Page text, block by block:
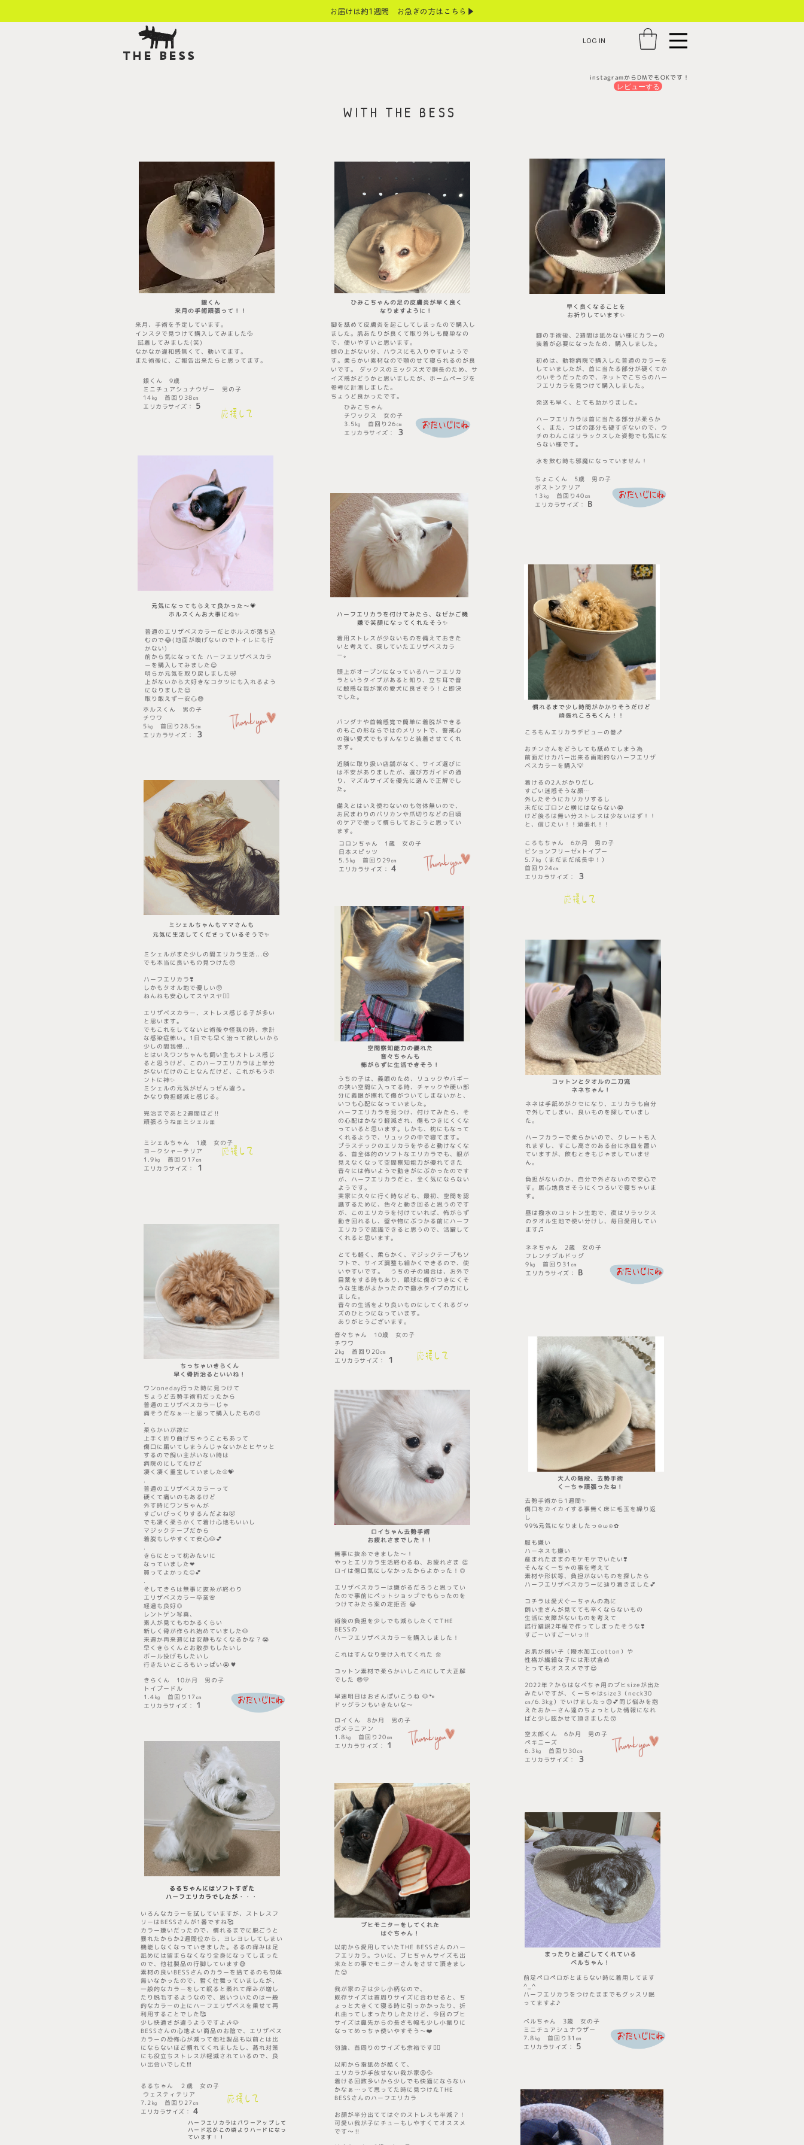
お届けは約1週間 お急ぎの方はこちら▶
THE BESS
LOG IN
instagramからDMでもOKです！
レビューする
WITH THE BESS
元気になってもらえて良かった～💗
​ホルスくんお大事にね✨
普通のエリザベスカラーだとホルスが落ち込
むので😂(地面が嗅げないのでトイレにも行
かない)
前から気になってた ハーフエリザベスカラ
ーを購入してみました😊
明らか元気を取り戻しました🤣
上がないから大好きなコタツにも入れるよう
になりました😊
取り敢えず一安心😅
ホルスくん
男の子
チワワ
5㎏ 首回り28.5㎝
エリカラサイズ ​： ３
​早く良くなることを
お祈りしています✨
脚の手術後、2週間は舐めない様にカラーの
装着が必要になったため、購入しました。
初めは、動物病院で購入した普通のカラーを
していましたが、首に当たる部分が硬くてか
わいそうだったので、ネットでこちらのハー
フエリカラを見つけて購入しました。
発送も早く、とても助かりました。
ハーフエリカラは首に当たる部分が柔らか
く、また、つばの部分も硬すぎないので、ウ
チのわんこはリラックスした姿勢でも気にな
らない様です。
水を飲む時も邪魔になっていません！
ちょこくん
5歳 男の子
ボストンテリア
13㎏ 首回り40㎝
エリカラサイズ ​： B
ひみこちゃんの足の皮膚炎が早く良く
なりますように！
脚を舐めて皮膚炎を起こしてしまったので購入し
ました。肌あたりが良くて取り外しも簡単なの
で、使いやすいと思います。
頭の上がない分、ハウスにも入りやすいようで
す。柔らかい素材なので顎のせて寝られるのが良
いです。 ダックスのミックス犬で胴長のため、サ
イズ感がどうかと思いましたが、ホームページを
参考に計測しました。
ちょうど良かったです。
ひみこちゃん
チワックス 女の子
3.5㎏ 首回り26㎝
エリカラサイズ ​： ３
銀くん
​来月の手術頑張って！！
来月、手術を予定しています。
インスタで見つけて購入してみました💦
試着してみました(笑)
なかなか違和感無くて、動いてます。
また術後に、ご報告出来たらと思ってます。
銀くん 9歳
ミニチュアシュナウザー 男の子
14㎏ 首回り38㎝
エリカラサイズ ​： 5
​ハーフエリカラを付けてみたら、なぜかご機
嫌で笑顔になってくれたそう✨
着用ストレスが少ないものを備えておきた
いと考えて、探していたエリザベスカラ
ー。
頭上がオープンになっているハーフエリカ
ラというタイプがあると知り、立ち耳で音
に敏感な我が家の愛犬に良さそう！と即決
でした。
バンダナや首輪感覚で簡単に着脱ができる
のもこの形ならではのメリットで、警戒心
の強い愛犬でもすんなりと装着させてくれ
ます。
近隣に取り扱い店舗がなく、サイズ選びに
は不安がありましたが、選び方ガイドの通
り、マズルサイズを優先に選んで正解でし
た。
備えとはいえ使わないのも勿体無いので、
お尻まわりのバリカンや爪切りなどの日頃
のケアで使って慣らしておこうと思ってい
ます。
コロンちゃん
1歳 女の子
日本スピッツ
5.5㎏ 首回り29㎝
エリカラサイズ ​： 4
慣れるまで少し時間がかかりそうだけど
頑張れ​ころもくん！！
ころもんエリカラデビューの巻🍤
おチンさんをどうしても舐めてしまう為
前面だけカバー出来る画期的なハーフエリザ
ベスカラーを購入💡
着けるの2人がかりだし
すごい迷惑そうな顔…
外したそうにカリカリするし
未だにゴロンと横にはならない😭
けど後ろは無い分ストレスは少ないはず！！
と、信じたい！！頑張れ！！
ころもちゃん
6か月 男の子
ビションフリーゼ×トイプー
5.7㎏（まだまだ成長中！）
首回り24㎝
エリカラサイズ ​： ３
​ミシェルちゃんもママさんも
​元気に生活してくださっているそうで✨
ミシェルがまた少しの間エリカラ生活...😢
でも本当に良いもの見つけた🥺
ハーフエリカラ❣️
しかもタオル地で優しい🥺
ねんねも安心してスヤスヤ😮‍💨
エリザベスカラー、ストレス感じる子が多い
と思います。
でもこれをしてないと術後や怪我の時、余計
な感染症怖い。1日でも早く治って欲しいから
少しの間我慢...
とはいえワンちゃんも飼い主もストレス感じ
ると思うけど、このハーフエリカラは上半分
がないだけのことなんだけど、これがもうホ
ントに神✨
ミシェルの元気がぜんっぜん違う。
かなり負担軽減と感じる。
完治まであと2週間ほど‼️
頑張ろうね🎀ミシェル🎀
ミシェルちゃん
1歳 女の子
ヨークシャーテリア
1.9㎏ 首回り17㎝
エリカラサイズ ​： １
大人の階段、去勢手術
​くーちゃ頑張ったね！
去勢手術から1週間✨
傷口をカイカイする事無く床に毛玉を繰り返
し
99%元気になりましたっ⊙ω⊙✿
服も嫌い
ハーネスも嫌い
産まれたままのモケモケでいたい❣️
そんなくーちゃの事を考えて
素材や形状等、負担がないものを探したら
ハーフエリザベスカラー に辿り着きました💕
コチラは愛犬ぐーちゃんの為に
飼い主さんが見てても辛くならないもの
生活に支障がないものを考えて
試行錯誤2年程で作ってしまったそうな❣️
すごーいすごーいっ‼️
お肌が弱い子（撥水加工cotton）や
性格が繊細な子には形状含め
とってもオススメです😍
2022年？からはなぺちゃ用のブヒsizeが出た
みたいですが、くーちゃはsize3（neck30
㎝/6.3kg）でいけましたっ😌💕同じ悩みを抱
えたおかーさん達のちょっとした情報になれ
ばと少し呟かせて頂きました😚
空太郎くん 6か月 男の子
ペキニーズ
6.3㎏ 首回り30㎝
エリカラサイズ ​： ３
ロイちゃん去勢手術
​お疲れさまでした！！
無事に抜糸できました〜！
やっとエリカラ生活終わるね、お疲れさま 👏
ロイは傷口気にしなかったからよかった！◎
エリザベスカラーは嫌がるだろうと思ってい
たので事前にペットショップでもらったのを
つけてみたら案の定拒否 😂
術後の負担を少しでも減らしたくて THE
BESS の
ハーフエリザベスカラーを購入しました！
これはすんなり受け入れてくれた 🌼
コットン素材で柔らかいしこれにして大正解
でした 😄💛
早速明日はおさんぽいこうね 🐶🐾
ドッグランもいきたいな〜
ロイくん 8か月 男の子
ポメラニアン
1.8㎏ 首回り20㎝
エリカラサイズ ​： 1
ちっちゃいきらくん
​早く骨折治るといいね！
ワンoneday行った時に見つけて
ちょうど去勢手術前だったから
普通のエリザベスカラーじゃ
痛そうだなぁ…と思って購入したもの☺︎
.
柔らかいが故に
上手く折り曲げちゃうこともあって
傷口に届いてしまうんじゃないかとヒヤッと
するので飼い主がいない時は
病院のにしてたけど
凄く凄く重宝していました☺️💝
.
普通のエリザベスカラーって
硬くて痛いのもあるけど
外す時にワンちゃんが
すごいびっくりするんだよね🤣
でも凄く柔らかくて着け心地もいいし
マジックテープだから
着脱もしやすくて安心🐶💕
.
きらにとって枕みたいに
なっていました❤︎
買ってよかった☺️💕
.
そしてきらは無事に抜糸が終わり
エリザベスカラー卒業🌸
経過も良好◎
レントゲン写真、
素人が見てもわかるくらい
新しく骨が作られ始めていました🐶
来週か再来週には安静もなくなるかな？😭
早くきらくんとお散歩もしたいし
ボール投げもしたいし
行きたいところもいっぱい😭♥️
きらくん 10か月 男の子
トイプードル
1.4㎏ 首回り17㎝
エリカラサイズ ​： 1
コットンとタオルの二刀流
​ネネちゃん！
ネネは手舐めがクセになり、エリカラも自分
で外してしまい、良いものを探していまし
た。
ハーフカラーで柔らかいので、クレートも入
れますし、すこし高さのある台に水皿を置い
ていますが、飲むときもじゃましていませ
ん。
負担がないのか、自分で外さないので安心で
す。居心地良さそうにくつろいで寝ちゃいま
す。
昼は撥水のコットン生地で、夜はリラックス
のタオル生地で使い分けし、毎日愛用してい
ます♫
ネネちゃん
2歳 女の子
フレンチブルドッグ
9㎏ 首回り31㎝
エリカラサイズ ​： B
​空間察知能力の優れた
音々ちゃんも
​怖がらずに生活できそう！
うちの子は、義眼のため、リュックやバギー
の狭い空間に入ってる時、チャックや硬い部
分に義眼が擦れて傷がついてしまないかと、
いつも心配になっていました。
ハーフエリカラを見つけ、付けてみたら、そ
の心配はかなり軽減され、傷もつきにくくな
っていると思います。しかも、枕にもなって
くれるようで、リュックの中で寝てます。
プラスチックのエリカラをやると動けなくな
る、首全体的のソフトなエリカラでも、眼が
見えなくなって空間察知能力が優れてきた
音々には怖いようで動きがにぶかったのです
が、ハーフエリカラだと、全く気にならない
ようです。
実家に久々に行く時なども、最初、空間を認
識するために、色々と動き回ると思うのです
が、このエリカラを付けていれば、怖がらず
動き回れるし、壁や物にぶつかる前にハーフ
エリカラで認識できると思うので、活躍して
くれると思います。
とても軽く、柔らかく、マジックテープもソ
フトで、サイズ調整も細かくできるので、使
いやすいです。 うちの子の場合は、お外で
目薬をする時もあり、眼球に傷がつきにくそ
うな生地がよかったので撥水タイプの方にし
ました。
音々の生活をより良いものにしてくれるグッ
ズのひとつになっています。
ありがとうございます。
音々ちゃん
10歳 女の子
チワワ
2㎏ 首回り20㎝
エリカラサイズ ​： １
るるちゃんにはソフトすぎた
ハーフエリカラでしたが​・・・
いろんなカラーを試していますが、ストレスフ
リーはBESSさんが1番ですね🥰
カラー嫌いだったので、慣れるまでに脱ごうと
暴れたからか2週間位から、ヨレヨレしてしまい
機能しなくなっていきました。るるの痒みは足
舐めには留まらなくなり全身になってしまった
ので、他社製品の行脚しています😅
素材の良いBESSさんのカラーを捨てるのも勿体
無いなかったので、暫く仕舞っていましたが、
一般的なカラーをして眠ると蒸れて痒みが増し
たり脱毛するようなので、思いついたのは一般
的なカラーの上にハーフエリザベスを乗せて再
利用することでした🥰
少し快適さが違うようですよ🎶🐶
BESSさんの心地よい商品のお陰で、エリザベス
カラーの恐怖心が減って他社製品も以前とは比
にならないほど慣れてくれましたし、蒸れ対策
にも役立ちストレスが軽減されているので、良
い出会いでした❗️❗️
るるちゃん ２歳 女の子
ウェスティテリア
7.2㎏ 首回り27㎝
エリカラサイズ ​： 4
​ハーフエリカラはパワーアップして
ハード芯がこの頃よりハードになっ
ています！！
ブヒモニターをしてくれた
はぐちゃん！
以前から愛用していた THE BESS さんの ハー
フエリカラ。ついに、ブヒちゃんサイズも出
来たとの事でモニターさんをさせて頂きまし
た😊
我が家の子は少し小柄なので、
既存サイズは首周りサイズに合わせると、ち
ょっと大きくて寝る時に引っかかったり、折
れ曲ってしまったりしたたけど、今回のブヒ
サイズは鼻先からの長さも幅も少し小振りに
なってめっちゃ使いやすそう〜❤️
勿論、首周りのサイズも余裕です👍🏻
以前から指舐めが酷くて、
エリカラが手放せない我が家😩💦
着ける回数多いから少しでも快適にならない
かなぁ…って思ってた時に見つけた THE
BESS さんのハーフエリカラ
お顔が半分出ててはぐのストレスも半減？！
可愛い我が子にチューもしやすくてオススメ
です〜‼️
まったりと過ごしてくれている
​ベルちゃん！
前足ペロペロがとまらない時に着用してます
^_^
ハーフエリカラをつけたままでもグッスリ眠
ってますよ♪
ベルちゃん 3歳 女の子
ミニチュアシュナウザー
7.8㎏ 首回り31㎝
エリカラサイズ ​： 5